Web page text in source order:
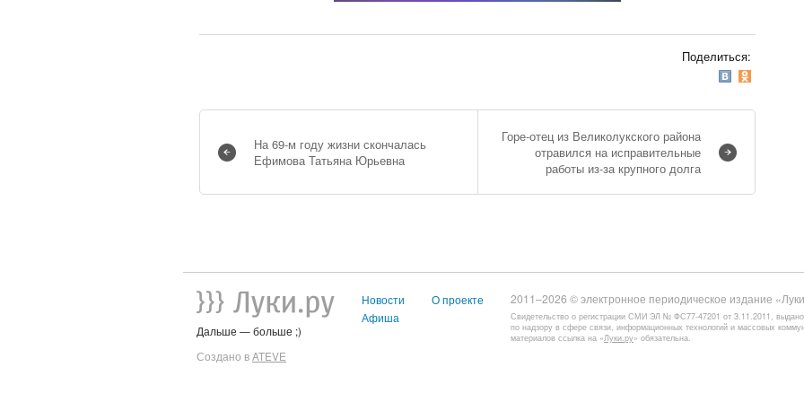
Поделиться:
На 69-м году жизни скончалась
Ефимова Татьяна Юрьевна
Горе-отец из Великолукского района
отравился на исправительные
работы из-за крупного долга
Дальше — больше ;)
Создано вATEVE
Новости
Афиша
О проекте 2011–2026 © электронное периодическое издание
Свидетельство о регистрации СМИ ЭЛ № ФС77-47201 от 3.11.2011,
по надзору в сфере связи, информационных технологий и массовых
материалов ссылка на «Луки.ру» обязательна.